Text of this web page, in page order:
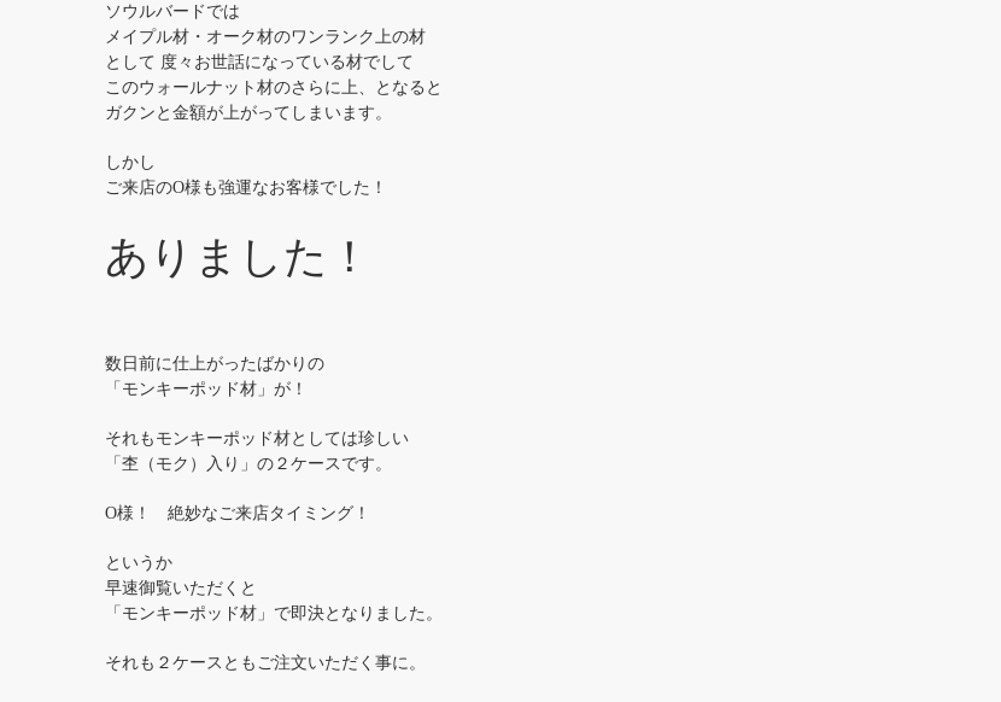
ソウルバードでは
メイプル材・オーク材のワンランク上の材
として 度々お世話になっている材でして
このウォールナット材のさらに上、となると
ガクンと金額が上がってしまいます。
しかし
ご来店のO様も強運なお客様でした！
ありました！
数日前に仕上がったばかりの
「モンキーポッド材」が！
それもモンキーポッド材としては珍しい
「杢（モク）入り」の２ケースです。
O様！ 絶妙なご来店タイミング！
というか
早速御覧いただくと
「モンキーポッド材」で即決となりました。
それも２ケースともご注文いただく事に。